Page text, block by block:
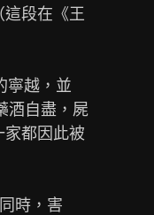
段在《王
寧越，並
酒自盡，屍
都因此被
時，害